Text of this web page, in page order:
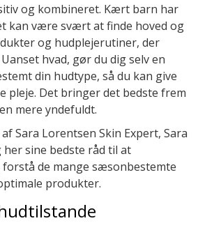
og kombineret. Kært barn har
kan være svært at finde hoved og
og hudplejerutiner, der
hvad, gør du dig selv en
din hudtype, så du kan give
pleje. Det bringer det bedste frem
mere yndefuldt.
Sara Lorentsen Skin Expert, Sara
sine bedste råd til at
de mange sæsonbestemte
produkter.